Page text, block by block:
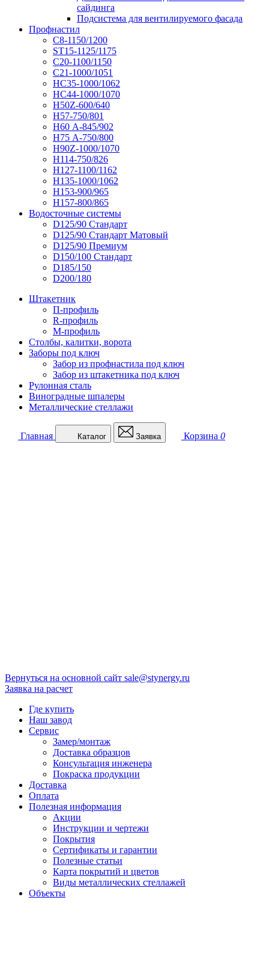
сайдинга
Подсистема для вентилируемого фасада
Профнастил
С8-1150/1200
ST15-1125/1175
С20-1100/1150
С21-1000/1051
НС35-1000/1062
НС44-1000/1070
Н50Z-600/640
Н57-750/801
Н60 А-845/902
Н75 А-750/800
Н90Z-1000/1070
Н114-750/826
Н127-1100/1162
Н135-1000/1062
Н153-900/965
Н157-800/865
Водосточные системы
D125/90 Стандарт
D125/90 Стандарт Матовый
D125/90 Премиум
D150/100 Стандарт
D185/150
D200/180
Штакетник
П-профиль
R-профиль
М-профиль
Столбы, калитки, ворота
Заборы под ключ
Забор из профнастила под ключ
Забор из штакетника под ключ
Рулонная сталь
Виноградные шпалеры
Металлические стеллажи
Главная Каталог Заявка Корзина 0
Вернуться на основной сайт sale@stynergy.ru
Заявка на расчет
Где купить
Наш завод
Сервис
Замер/монтаж
Доставка образцов
Консультация инженера
Покраска продукции
Доставка
Оплата
Полезная информация
Акции
Инструкции и чертежи
Покрытия
Сертификаты и гарантии
Полезные статьи
Карта покрытий и цветов
Виды металлических стеллажей
Объекты